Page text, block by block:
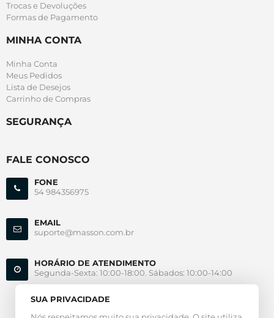
Trocas e Devoluções
Formas de Pagamento
MINHA CONTA
Minha Conta
Meus Pedidos
Lista de Desejos
Carrinho de Compras
SEGURANÇA
FALE CONOSCO
FONE
54 984356975
EMAIL
suporte@masson.com.br
HORÁRIO DE ATENDIMENTO
Segunda-Sexta: 10:00-18:00. Sábados: 10:00-14:00
SUA PRIVACIDADE